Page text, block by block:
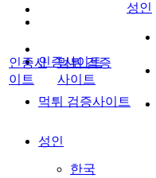
인증사이트
먹튀 검증사이트
성인
한국
인증사
이트
먹튀 검증
사이트
성인